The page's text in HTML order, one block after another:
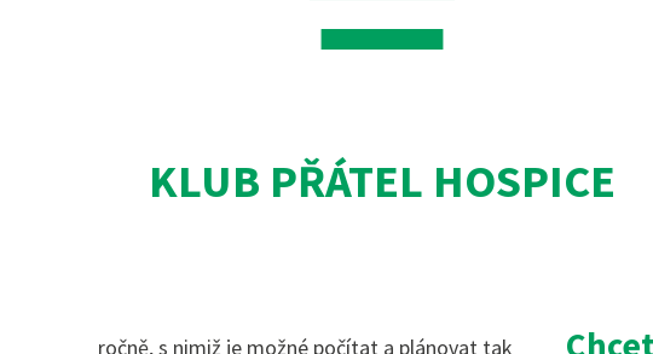
KLUB PŘÁTEL HOSPICE
ročně, s nimiž je možné počítat a plánovat tak